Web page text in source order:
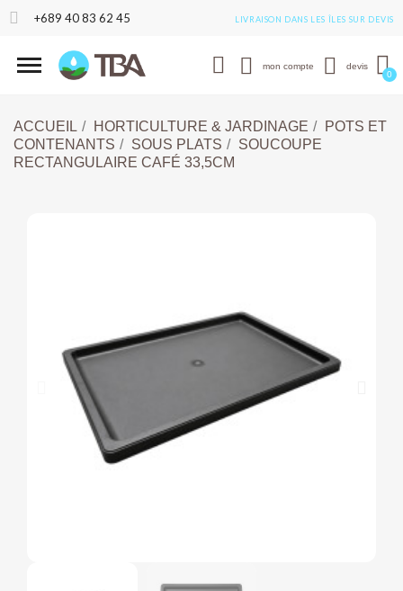
+689 40 83 62 45 LIVRAISON DANS LES ÎLES SUR DEVIS
mon compte devis
ACCUEIL HORTICULTURE & JARDINAGE
POTS ET
CONTENANTS
SOUS PLATS
SOUCOUPE
RECTANGULAIRE CAFÉ 33,5CM